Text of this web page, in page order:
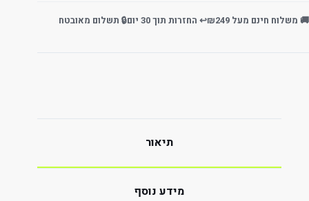
🚚 משלוח חינם מעל ₪249 ↩️ החזרות תוך 30 יום 🔒 תשלום מאובטח
תיאור
מידע נוסף